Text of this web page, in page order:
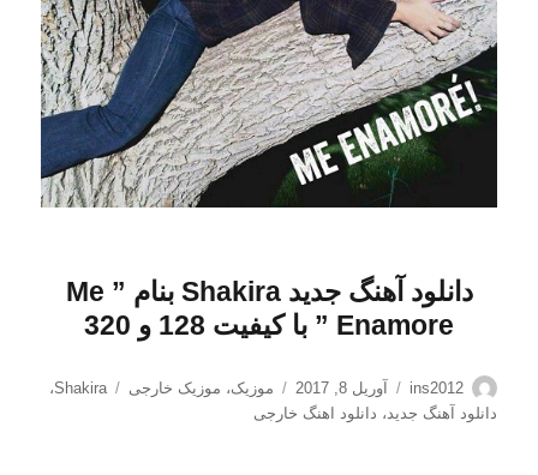
دانلود آهنگ جدید Shakira بنام ” Me
Enamore ” با کیفیت 128 و 320
نویسنده
ins2012
ارسال
شده
آوریل 8, 2017 دسته‌ها
موزیک، موزیک خارجی برچسب‌ها
Shakira،
دانلود آهنگ جدید، دانلود اهنگ خارجی